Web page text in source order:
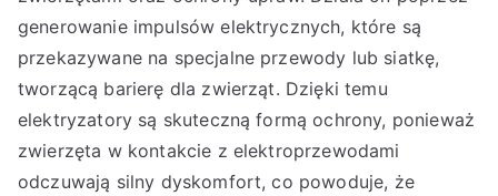
generowanie impulsów elektrycznych, które są
przekazywane na specjalne przewody lub siatkę,
tworzącą barierę dla zwierząt. Dzięki temu
elektryzatory są skuteczną formą ochrony, ponieważ
zwierzęta w kontakcie z elektroprzewodami
odczuwają silny dyskomfort, co powoduje, że